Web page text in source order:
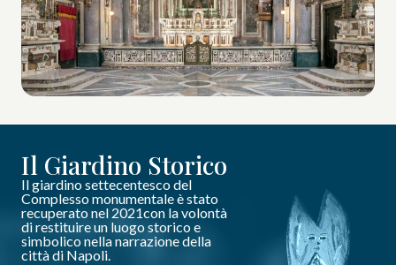
Il Giardino Storico
Il giardino settecentesco del
Complesso monumentale è stato
recuperato nel 2021con la volontà
di restituire un luogo storico e
simbolico nella narrazione della
città di Napoli.